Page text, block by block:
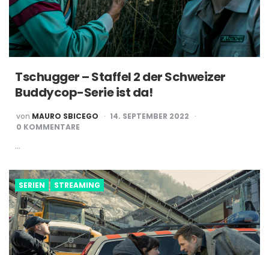
Tschugger – Staffel 2 der Schweizer
Buddycop-Serie ist da!
POSTED
BY
von MAURO SBICEGO
14. SEPTEMBER 2022
0 KOMMENTARE
…
SERIEN STREAMING